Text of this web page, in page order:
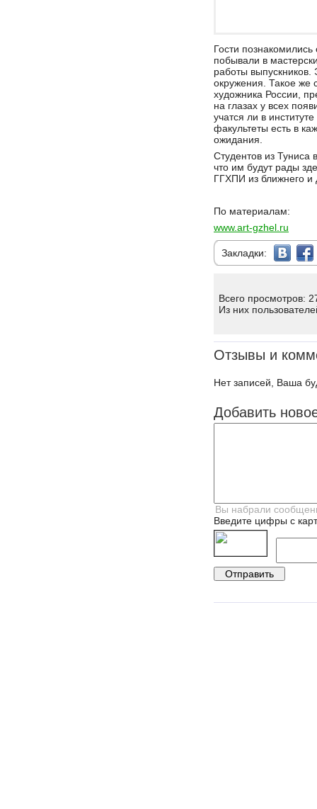
Гости
побывали в
работы выпускников.
окружения. Такое же
художника России,
на глазах у всех
учатся ли в
факультеты есть в
ожидания.
Студентов из Туниса
что им будут рады
ГГХПИ из ближнего и
По материалам:
www.art-gzhel.ru
Закладки:
Всего просмотров:
Из них
Отзывы и
Нет записей, Ваша
Добавить
Введите цифры с